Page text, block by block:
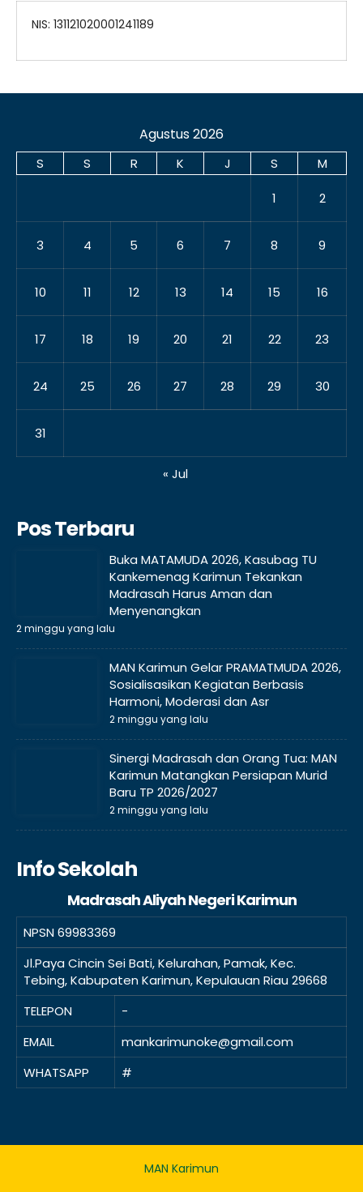
NIS: 131121020001241189
Agustus 2026
S S R K J S M
1 2
3 4 5 6 7 8 9
10 11 12 13 14 15 16
17 18 19 20 21 22 23
24 25 26 27 28 29 30
31
« Jul
Pos Terbaru
Buka MATAMUDA 2026, Kasubag TU
Kankemenag Karimun Tekankan
Madrasah Harus Aman dan
Menyenangkan
2 minggu yang lalu
MAN Karimun Gelar PRAMATMUDA 2026,
Sosialisasikan Kegiatan Berbasis
Harmoni, Moderasi dan Asr
2 minggu yang lalu
Sinergi Madrasah dan Orang Tua: MAN
Karimun Matangkan Persiapan Murid
Baru TP 2026/2027
2 minggu yang lalu
Info Sekolah
Madrasah Aliyah Negeri Karimun
NPSN69983369
Jl.Paya Cincin Sei Bati, Kelurahan, Pamak, Kec.
Tebing, Kabupaten Karimun, Kepulauan Riau 29668
TELEPON
-
EMAIL
mankarimunoke@gmail.com
WHATSAPP
#
MAN Karimun